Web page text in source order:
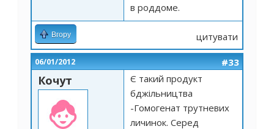
в роддоме.
Вгору цитувати
06/01/2012 #33
Кочут
Є такий продукт
бджільництва
-Гомогенат трутневих
личинок. Серед